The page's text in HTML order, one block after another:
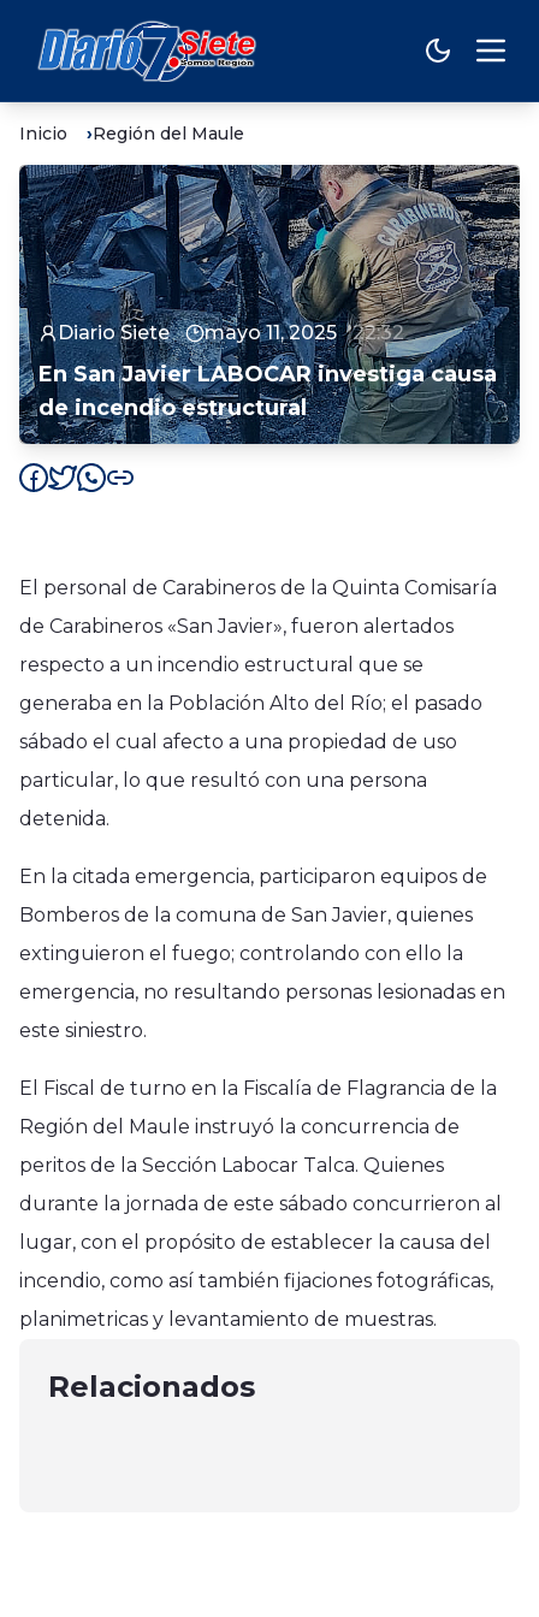
Inicio Región del Maule
Diario Siete mayo 11, 2025 22:32
En San Javier LABOCAR investiga causa
de incendio estructural
El personal de Carabineros de la Quinta Comisaría
de Carabineros «San Javier», fueron alertados
respecto a un incendio estructural que se
generaba en la Población Alto del Río; el pasado
sábado el cual afecto a una propiedad de uso
particular, lo que resultó con una persona
detenida.
En la citada emergencia, participaron equipos de
Bomberos de la comuna de San Javier, quienes
extinguieron el fuego; controlando con ello la
emergencia, no resultando personas lesionadas en
este siniestro.
El Fiscal de turno en la Fiscalía de Flagrancia de la
Región del Maule instruyó la concurrencia de
peritos de la Sección Labocar Talca. Quienes
durante la jornada de este sábado concurrieron al
lugar, con el propósito de establecer la causa del
incendio, como así también fijaciones fotográficas,
planimetricas y levantamiento de muestras.
Relacionados
Región del Maule
Asumió Alcalde de Talca y Concejo
diciembre 7, 2024
Región del Maule
en el Maule superan el 7%
La importancia de la integración